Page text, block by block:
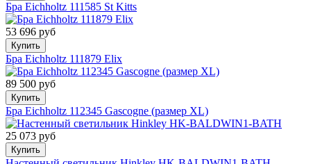
Бра Eichholtz 111585 St Kitts
53 696 руб
Купить
Бра Eichholtz 111879 Elix
89 500 руб
Купить
Бра Eichholtz 112345 Gascogne (размер XL)
25 073 руб
Купить